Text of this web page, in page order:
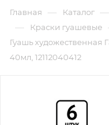
Главная — Каталог —
— Краски гуашевые
Гуашь художественная
40мл, 12112040412